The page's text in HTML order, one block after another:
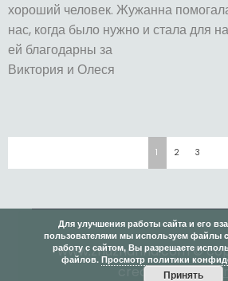
хороший человек. Жужанна
нас, когда было нужно и стала для
ей благодарны за
Виктория и Олеся
1 2 3
www.zhuzhanna.com ©
created by
Для улучшения работы сайта и его
пользователями мы используем файлы
работу с сайтом, Вы разрешаете
файлов. Просмотр политики
Принять